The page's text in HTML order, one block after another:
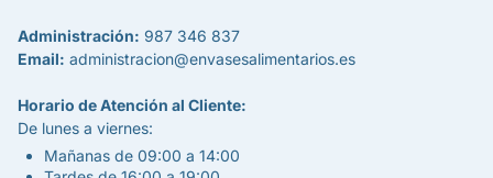
Administración: 987 346 837
Email: administracion@envasesalimentarios.es
Horario de Atención al Cliente:
De lunes a viernes:
Mañanas de 09:00 a 14:00